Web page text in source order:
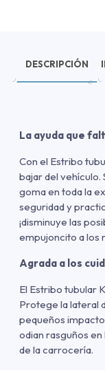
DESCRIPCIÓN
La ayuda que
Con el Estribo
bajar del vehículo.
goma en toda la
seguridad y
¡disminuye las
empujoncito a los
Agrada a los
El Estribo tubular
Protege la lateral
pequeños
odian rasguños
de la carrocería.